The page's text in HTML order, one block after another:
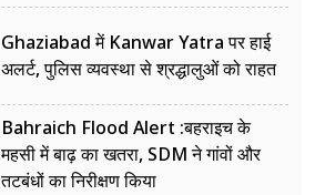
Ghaziabad में Kanwar Yatra पर हाई
अलर्ट, पुलिस व्यवस्था से श्रद्धालुओं को राहत
Bahraich Flood Alert :बहराइच के
महसी में बाढ़ का खतरा, SDM ने गांवों और
तटबंधों का निरीक्षण किया